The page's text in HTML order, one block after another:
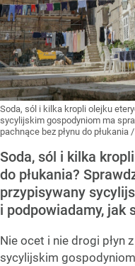
Soda, sól i kilka kropli olejku
sycylijskim gospodyniom ma
pachnące bez płynu do płukania /
Soda, sól i kilka
do płukania?
przypisywany
i podpowiadamy, jak
Nie ocet i nie drogi płyn
sycylijskim